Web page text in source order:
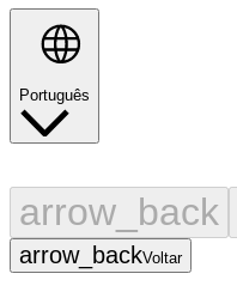
Pesquisar
Português
arrow_back
arrow_backVoltar